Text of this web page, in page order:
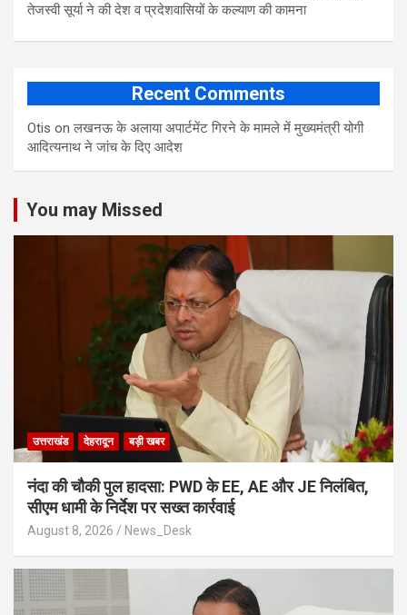
तेजस्वी सूर्या ने की देश व प्रदेशवासियों के कल्याण की कामना
Recent Comments
Otis onलखनऊ के अलाया अपार्टमेंट गिरने के मामले में मुख्‍यमंत्री योगी
आद‍ित्‍यनाथ ने जांच के द‍िए आदेश
You may Missed
उत्तराखंड देहरादून बड़ी खबर
नंदा की चौकी पुल हादसा: PWD के EE, AE और JE निलंबित,
सीएम धामी के निर्देश पर सख्त कार्रवाई
August 8, 2026 News_Desk